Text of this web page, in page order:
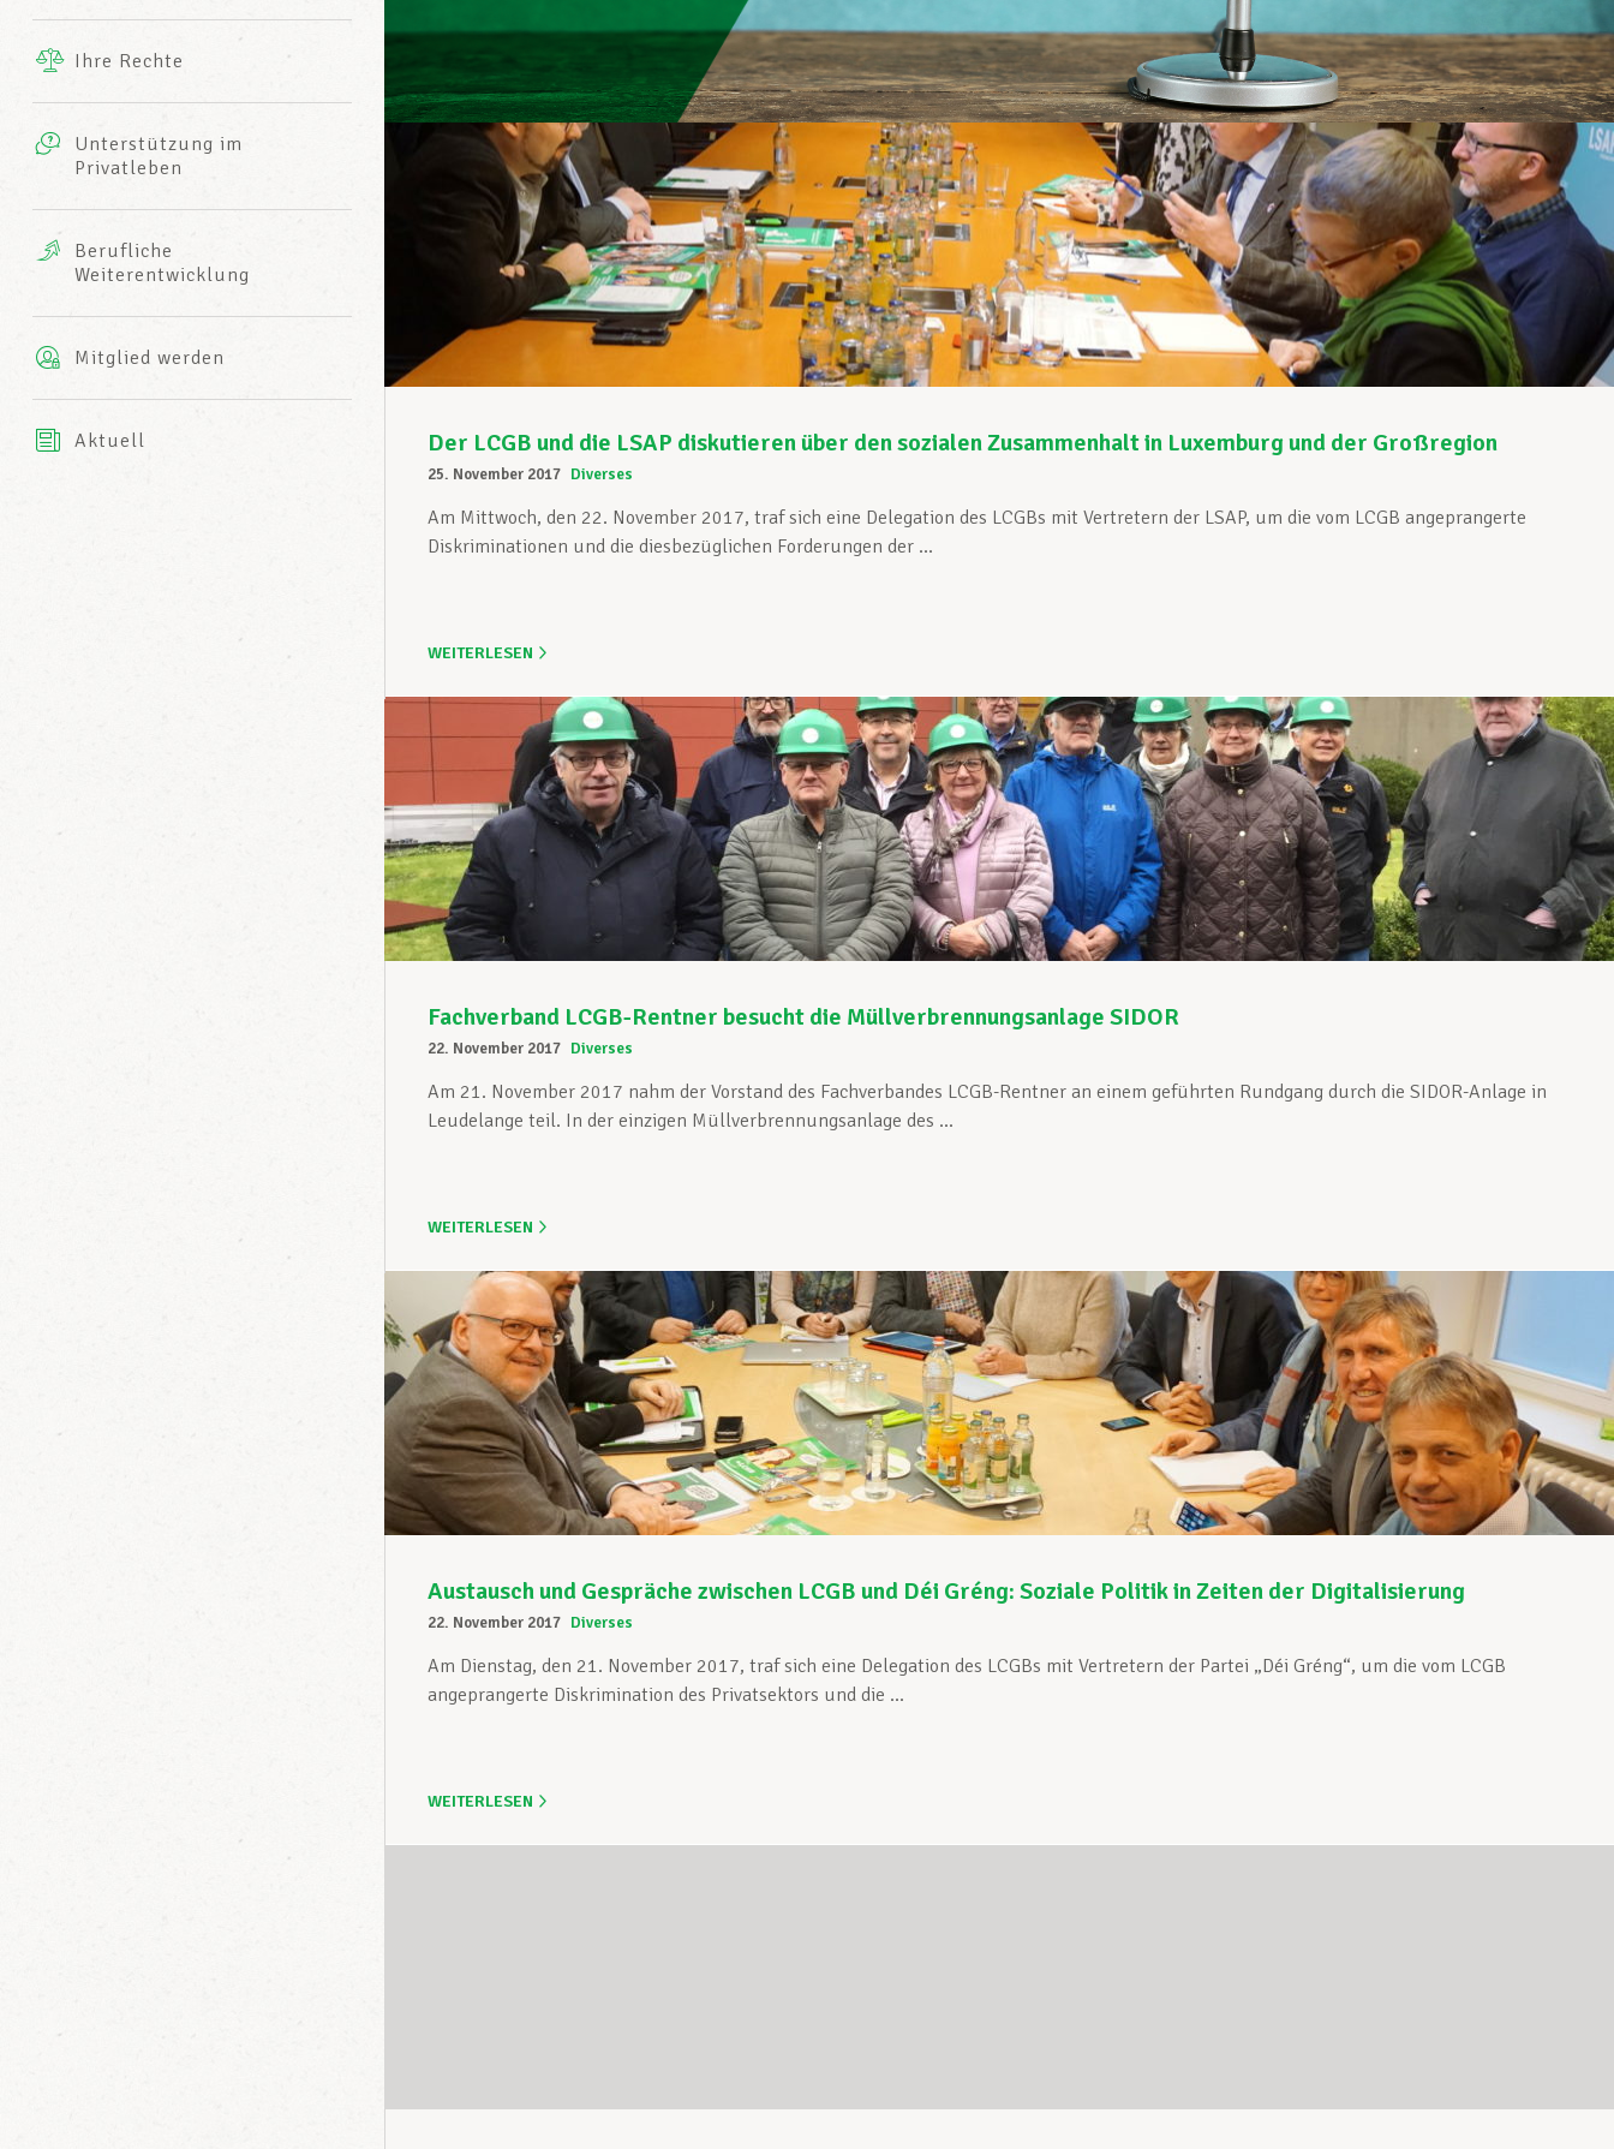
INFO-CENTER
des LCGBs
Ihre Rechte
Unterstützung im
Privatleben
Leistungen
Mutuelle
AXA
Berufliche
Weiterentwicklung
Mitglied werden
Aktuell Der LCGB und die LSAP diskutieren über den sozialen Zusammenhalt in Luxemburg und der Großregion
25. November 2017 Diverses
Am Mittwoch, den 22. November 2017, traf sich eine Delegation des LCGBs mit Vertretern der LSAP, um die vom LCGB angeprangerte
Diskriminationen und die diesbezüglichen Forderungen der ...
WEITERLESEN
Fachverband LCGB-Rentner besucht die Müllverbrennungsanlage SIDOR
22. November 2017 Diverses
Am 21. November 2017 nahm der Vorstand des Fachverbandes LCGB-Rentner an einem geführten Rundgang durch die SIDOR-Anlage in
Leudelange teil. In der einzigen Müllverbrennungsanlage des ...
WEITERLESEN
Austausch und Gespräche zwischen LCGB und Déi Gréng: Soziale Politik in Zeiten der Digitalisierung
22. November 2017 Diverses
Am Dienstag, den 21. November 2017, traf sich eine Delegation des LCGBs mit Vertretern der Partei „Déi Gréng“, um die vom LCGB
angeprangerte Diskrimination des Privatsektors und die ...
WEITERLESEN